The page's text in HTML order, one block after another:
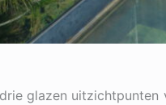
glazen uitzichtpunten